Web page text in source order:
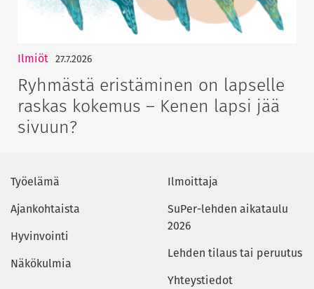
Ilmiöt 27.7.2026
Ryhmästä eristäminen on lapselle
raskas kokemus – Kenen lapsi jää
sivuun?
Työelämä
Ajankohtaista
Hyvinvointi
Näkökulmia
Ilmoittaja
SuPer-lehden aikataulu
2026
Lehden tilaus tai peruutus
Yhteystiedot